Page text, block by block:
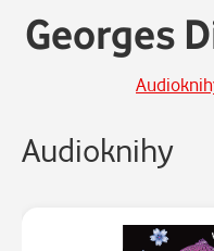
Georges
Audioknihy